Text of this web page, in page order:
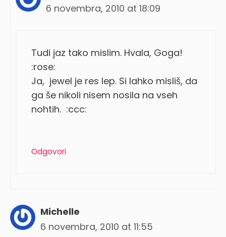
6 novembra, 2010 at 18:09
Tudi jaz tako mislim. Hvala, Goga!
:rose:
Ja, jewel je res lep. Si lahko misliš, da
ga še nikoli nisem nosila na vseh
nohtih. :ccc:
Odgovori
Michelle
6 novembra, 2010 at 11:55